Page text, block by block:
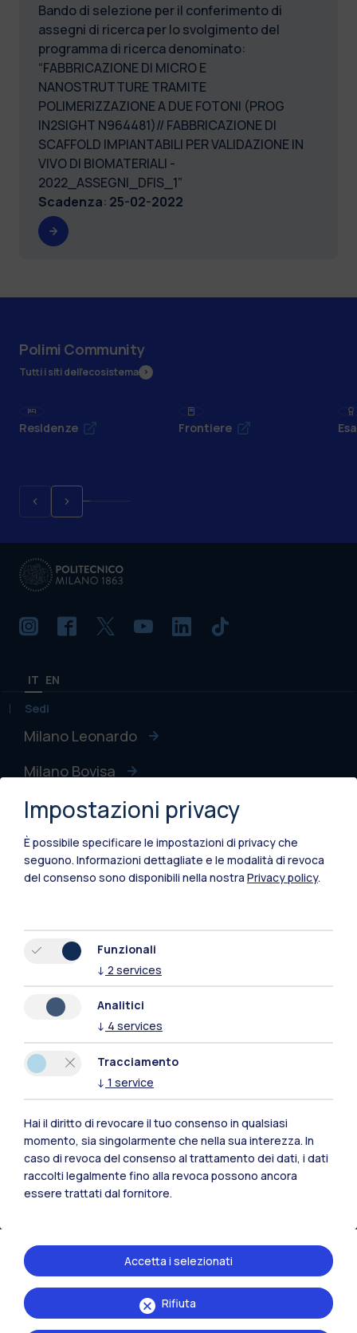
Bando di selezione per il conferimento di
assegni di ricerca per lo svolgimento del
programma di ricerca denominato:
“FABBRICAZIONE DI MICRO E
NANOSTRUTTURE TRAMITE
POLIMERIZZAZIONE A DUE FOTONI (PROG
IN2SIGHT N964481)// FABBRICAZIONE DI
SCAFFOLD IMPIANTABILI PER VALIDAZIONE IN
VIVO DI BIOMATERIALI -
2022_ASSEGNI_DFIS_1”
Scadenza: 25-02-2022
Polimi Community
Tutti i siti dell’ecosistema
Residenze Frontiere
IT EN
Sedi
Milano Leonardo
Milano Bovisa
Cremona
Lecco
Mantova
Xi'an
Naviga il sito
Contattaci
Politecnico di Milano, Piazza Leonardo da Vinci 32, 20133 Milano | P.IVA
Impostazioni privacy
È possibile specificare le impostazioni di privacy che
seguono. Informazioni dettagliate e le modalità di revoca
del consenso sono disponibili nella nostra Privacy policy.
Funzionali
↓ 2 services
Analitici
↓ 4 services
Tracciamento
↓ 1 service
Hai il diritto di revocare il tuo consenso in qualsiasi
momento, sia singolarmente che nella sua interezza. In
caso di revoca del consenso al trattamento dei dati, i dati
raccolti legalmente fino alla revoca possono ancora
essere trattati dal fornitore.
Rifiuta
Accetta i selezionati